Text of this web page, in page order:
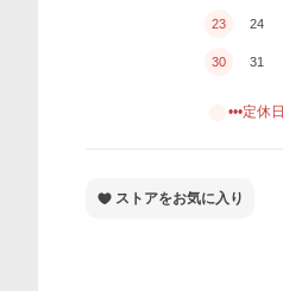
23 24
30 31
•••定休日
ストアをお気に入り